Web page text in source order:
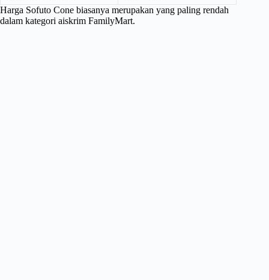
Harga Sofuto Cone biasanya merupakan yang paling rendah
dalam kategori aiskrim FamilyMart.